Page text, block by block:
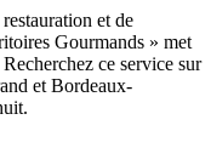
et de
Gourmands » met
ce service sur
et Bordeaux-